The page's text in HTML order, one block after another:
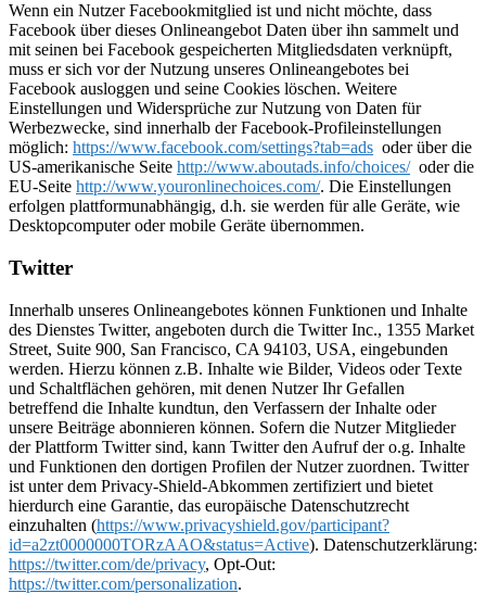
Wenn ein Nutzer Facebookmitglied ist und nicht möchte, dass
Facebook über dieses Onlineangebot Daten über ihn sammelt und
mit seinen bei Facebook gespeicherten Mitgliedsdaten verknüpft,
muss er sich vor der Nutzung unseres Onlineangebotes bei
Facebook ausloggen und seine Cookies löschen. Weitere
Einstellungen und Widersprüche zur Nutzung von Daten für
Werbezwecke, sind innerhalb der Facebook-Profileinstellungen
möglich: https://www.facebook.com/settings?tab=ads oder über die
US-amerikanische Seite http://www.aboutads.info/choices/oder die
EU-Seite http://www.youronlinechoices.com/. Die Einstellungen
erfolgen plattformunabhängig, d.h. sie werden für alle Geräte, wie
Desktopcomputer oder mobile Geräte übernommen.
Twitter
Innerhalb unseres Onlineangebotes können Funktionen und Inhalte
des Dienstes Twitter, angeboten durch die Twitter Inc., 1355 Market
Street, Suite 900, San Francisco, CA 94103, USA, eingebunden
werden. Hierzu können z.B. Inhalte wie Bilder, Videos oder Texte
und Schaltflächen gehören, mit denen Nutzer Ihr Gefallen
betreffend die Inhalte kundtun, den Verfassern der Inhalte oder
unsere Beiträge abonnieren können. Sofern die Nutzer Mitglieder
der Plattform Twitter sind, kann Twitter den Aufruf der o.g. Inhalte
und Funktionen den dortigen Profilen der Nutzer zuordnen. Twitter
ist unter dem Privacy-Shield-Abkommen zertifiziert und bietet
hierdurch eine Garantie, das europäische Datenschutzrecht
einzuhalten (https://www.privacyshield.gov/participant?
id=a2zt0000000TORzAAO&status=Active). Datenschutzerklärung:
https://twitter.com/de/privacy, Opt-Out:
https://twitter.com/personalization.